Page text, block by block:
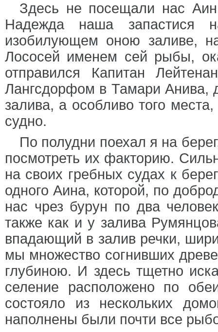
Здесь не посещали нас
Надежда наша запастися
изобилующем оною заливе,
Лососей именем сей рыбы,
отправился Капитан
Лангсдорфом в Тамари Анива,
залива, а особливо того
судно.
По полудни поехал я на
посмотреть их факторию.
на своих гребных судах к
одного Аина, которой, по
нас чрез бурун по два
также как и у залива
впадающий в залив речки,
мы множество согнивших
глубиною. И здесь тщетно
селение расположено по
состояло из нескольких
наполнены были почти все